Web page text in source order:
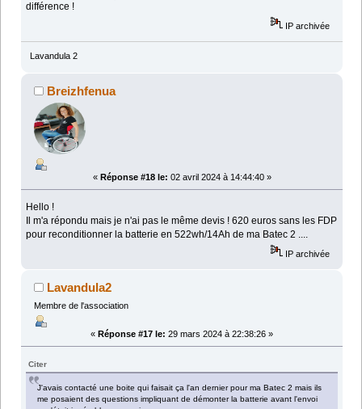
différence !
IP archivée
Lavandula 2
Breizhfenua
« Réponse #18 le: 02 avril 2024 à 14:44:40 »
Hello !
Il m'a répondu mais je n'ai pas le même devis ! 620 euros sans les FDP
pour reconditionner la batterie en 522wh/14Ah de ma Batec 2 ....
IP archivée
Lavandula2
Membre de l'association
« Réponse #17 le: 29 mars 2024 à 22:38:26 »
Citer
J'avais contacté une boite qui faisait ça l'an dernier pour ma Batec 2 mais ils
me posaient des questions impliquant de démonter la batterie avant l'envoi